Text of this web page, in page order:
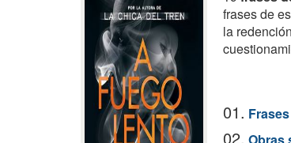
frases de
la
01.
02.